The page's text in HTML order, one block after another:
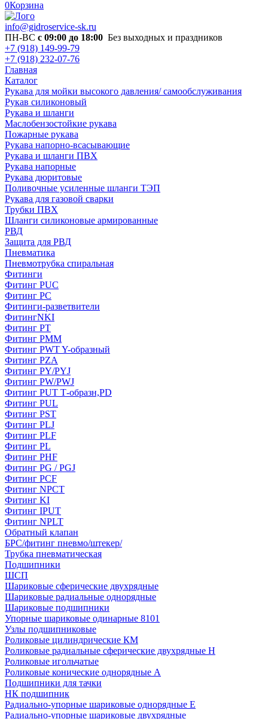
0Корзина
info@gidroservice-sk.ru
ПН-ВС с 09:00 до 18:00 Без выходных и праздников
+7 (918) 149-99-79
+7 (918) 232-07-76
Главная
Каталог
Рукава для мойки высокого давления/ самообслуживания
Рукав силиконовый
Рукава и шланги
Маслобензостойкие рукава
Пожарные рукава
Рукава напорно-всасывающие
Рукава и шланги ПВХ
Рукава напорные
Рукава дюритовые
Поливочные усиленные шланги ТЭП
Рукава для газовой сварки
Трубки ПВХ
Шланги силиконовые армированные
РВД
Защита для РВД
Пневматика
Пневмотрубка спиральная
Фитинги
Фитинг PUC
Фитинг PC
Фитинги-разветвители
ФитингNKI
Фитинг РТ
Фитинг РММ
Фитинг РWT Y-образный
Фитинг PZA
Фитинг PY/PYJ
Фитинг PW/PWJ
Фитинг PUT Т-образн,PD
Фитинг PUL
Фитинг PST
Фитинг PLJ
Фитинг PLF
Фитинг PL
Фитинг PHF
Фитинг PG / PGJ
Фитинг PCF
Фитинг NPCT
Фитинг KI
Фитинг IPUT
Фитинг NPLT
Обратный клапан
БРС/фитинг пневмо/штекер/
Трубка пневматическая
Подшипники
ШСП
Шариковые сферические двухрядные
Шариковые радиальные однорядные
Шариковые подшипники
Упорные шариковые одинарные 8101
Узлы подшипниковые
Роликовые цилиндрические КМ
Роликовые радиальные сферические двухрядные H
Роликовые игольчатые
Роликовые конические однорядные А
Подшипники для тачки
НК подшипник
Радиально-упорные шариковые однорядные Е
Радиально-упорные шариковые двухрядные